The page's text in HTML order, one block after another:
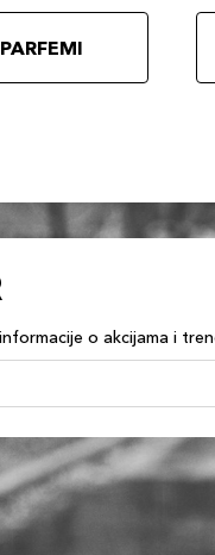
PARFEMI
o akcijama i